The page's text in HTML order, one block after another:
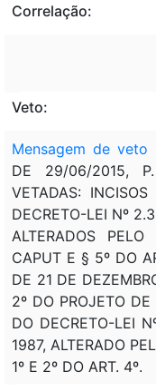
Correlação:
Veto:
Mensagem de veto
DE 29/06/2015,
VETADAS:
DECRETO-LEI Nº
ALTERADOS
CAPUT E § 5º DO
DE 21 DE
2º DO PROJETO
DO DECRETO-LEI
1987, ALTERADO
1º E 2º DO ART. 4º.